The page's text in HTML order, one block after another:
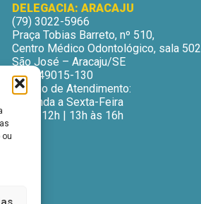
DELEGACIA: ARACAJU
(79) 3022-5966
Praça Tobias Barreto, nº 510,
Centro Médico Odontológico, sala 502
São José – Aracaju/SE
CEP: 49015-130
Horário de Atendimento:
Segunda a Sexta-Feira
9h às 12h | 13h às 16h